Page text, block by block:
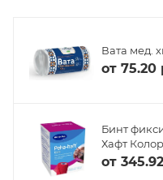
Вата мед.
от 75.20
Бинт
Хафт
от